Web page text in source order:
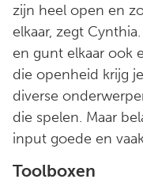
zijn heel open en
elkaar, zegt
en gunt elkaar ook
die openheid krijg
diverse
die spelen. Maar
input goede en
Toolboxen